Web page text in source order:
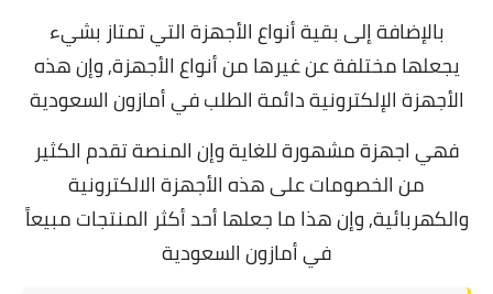
بالإضافة إلى بقية أنواع الأجهزة التي تمتاز بشيء
يجعلها مختلفة عن غيرها من أنواع الأجهزة, وإن هذه
الأجهزة الإلكترونية دائمة الطلب في أمازون السعودية
فهي اجهزة مشهورة للغاية وإن المنصة تقدم الكثير
من الخصومات على هذه الأجهزة الالكترونية
والكهربائية, وإن هذا ما جعلها أحد أكثر المنتجات مبيعاً
في أمازون السعودية